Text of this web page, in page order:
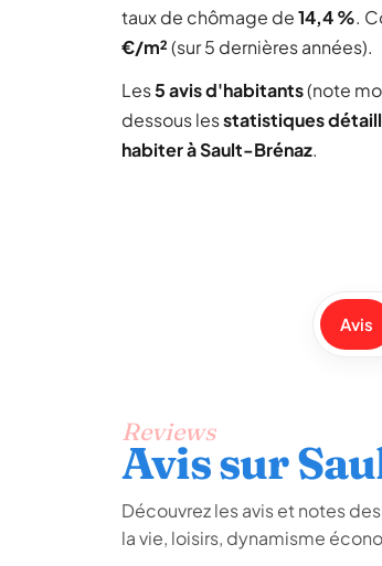
taux de chômage de14,4 %.
€/m²(sur 5 dernières années).
Les5 avis d'habitants(note
dessous lesstatistiques
habiter à Sault-Brénaz.
Avis
Reviews
Avis sur
Découvrez les avis et notes
la vie, loisirs, dynamisme